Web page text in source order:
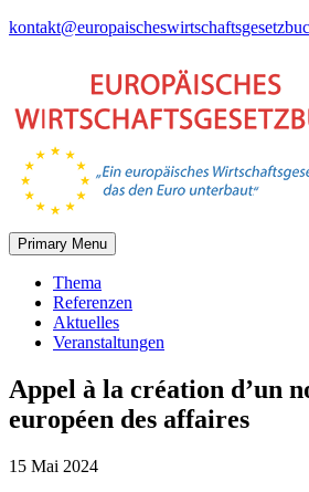
Skip
Primary Menu
Thema
Referenzen
Aktuelles
Veranstaltungen
Appel à la création d’un
européen des affaires
15 Mai 2024